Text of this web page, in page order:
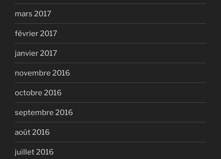
mars 2017
février 2017
janvier 2017
novembre 2016
octobre 2016
septembre 2016
août 2016
juillet 2016